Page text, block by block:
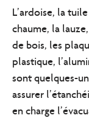
L’ardoise, la
chaume, la
de bois, les
plastique,
sont quelques-
assurer
en charge